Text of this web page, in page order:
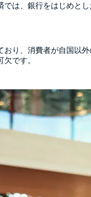
は、銀行をはじめと
り、消費者が自国以
です。